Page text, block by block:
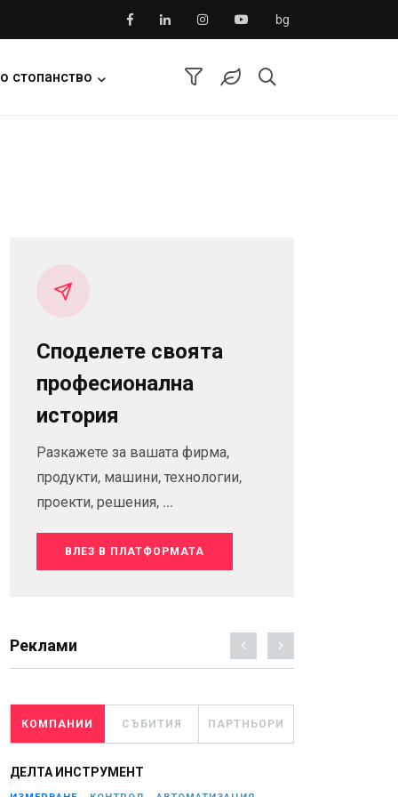
bg
стопанство
Споделете своята
професионална
история
Разкажете за вашата фирма,
продукти, машини, технологии,
проекти, решения, ...
ВЛЕЗ В ПЛАТФОРМАТА
Реклами
КОМПАНИИ СЪБИТИЯ ПАРТНЬОРИ
ДЕЛТА ИНСТРУМЕНТ